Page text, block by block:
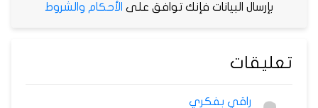
بإرسال البيانات فإنك توافق على الأحكام والشروط
تعليقات
راقي بفكري